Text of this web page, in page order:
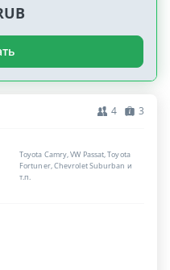
4 3
Toyota Camry, VW Passat, Toyota
Fortuner, Chevrolet Suburban и
т.п.